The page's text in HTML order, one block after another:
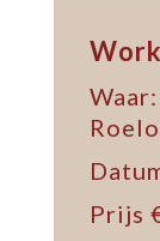
Prijs